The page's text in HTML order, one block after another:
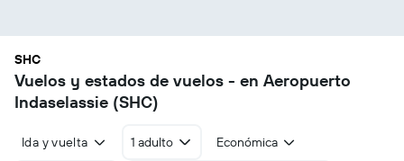
SHC
Vuelos y estados de vuelos - en Aeropuerto
Indaselassie (SHC)
Ida y vuelta 1 adulto Económica